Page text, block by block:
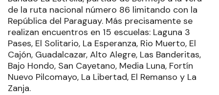
de la ruta nacional número 86 limitando con la
República del Paraguay. Más precisamente se
realizan encuentros en 15 escuelas: Laguna 3
Pases, El Solitario, La Esperanza, Rio Muerto, El
Cajón, Guadalcazar, Alto Alegre, Las Banderitas,
Bajo Hondo, San Cayetano, Media Luna, Fortín
Nuevo Pilcomayo, La Libertad, El Remanso y La
Zanja.